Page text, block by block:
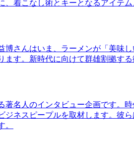
、着こなし術とキーとなるアイテ
博さんはいま、ラーメンが「美味
ます。新時代に向けて群雄割拠す
著名人のインタビュー企画です。
ジネスピープルを取材します。彼
。